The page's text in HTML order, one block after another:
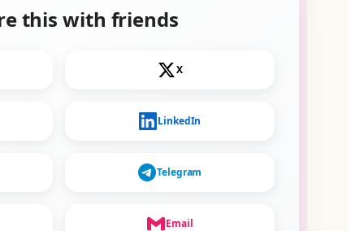
this with friends
X
LinkedIn
Telegram
Email